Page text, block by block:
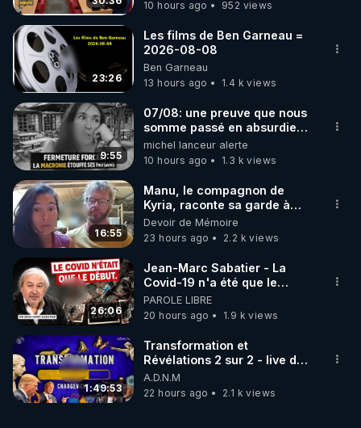
code : REGENERE10
▶ 30 jours gratuit sur l’application de méditation et
de bien-être ENVOL :
Rendez-vous sur https://www.envol.app/code
le code : REGENERE
10 hours ago 952 views
23:26
Les films de Ben Garneau =
2026-08-08
Ben Garneau
13 hours ago
1.4 k views
9:55
07/08: une preuve que nous
somme passé en absurdie
une dictature qui veut faire
taire ses opposant !
michel lanceur alerte
10 hours ago
1.3 k views
16:55
Manu, le compagnon de
Kyria, raconte sa garde à
vue musclée. PARTAGEZ!
Devoir de Mémoire
23 hours ago
2.2 k views
26:06
Jean-Marc Sabatier - La
Covid-19 n'a été que le
début - L'ARNm & l'ARNm-aa
jusqu où auront-t-il ?
PAROLE LIBRE
20 hours ago
1.9 k views
1:49:53
Transformation et
Révélations 2 sur 2 - live du
07/08/26
A.D.N.M
22 hours ago
2.1 k views